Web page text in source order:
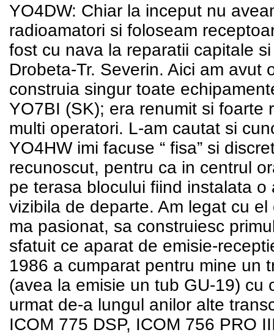
YO4DW: Chiar la inceput nu
radioamatori si foloseam
fost cu nava la reparatii capitale
Drobeta-Tr. Severin. Aici am
construia singur toate
YO7BI (SK); era renumit si foarte
multi operatori. L-am cautat si
YO4HW imi facuse “ fisa” si
recunoscut, pentru ca in centrul
pe terasa blocului fiind instalata
vizibila de departe. Am legat cu
ma pasionat, sa construiesc
sfatuit ce aparat de emisie-
1986 a cumparat pentru mine un
(avea la emisie un tub GU-19) cu
urmat de-a lungul anilor alte
ICOM 775 DSP, ICOM 756 PRO